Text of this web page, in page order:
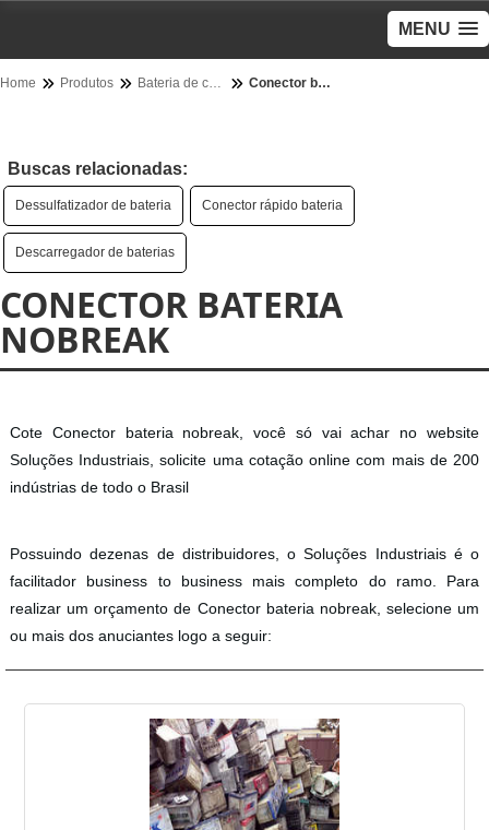
MENU
Home Produtos Bateria de carro - Categoria Conector bateria nobreak
Buscas relacionadas:
Dessulfatizador de bateria Conector rápido bateria
Descarregador de baterias
CONECTOR BATERIA
NOBREAK
Cote Conector bateria nobreak, você só vai achar no website
Soluções Industriais, solicite uma cotação online com mais de 200
indústrias de todo o Brasil
Possuindo dezenas de distribuidores, o Soluções Industriais é o
facilitador business to business mais completo do ramo. Para
realizar um orçamento de Conector bateria nobreak, selecione um
ou mais dos anuciantes logo a seguir: